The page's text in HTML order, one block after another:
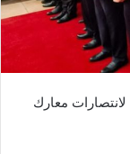
إحياء “ذكرى الشهداء 18 مارس” والذكرى الـ111 لانتصارات معارك